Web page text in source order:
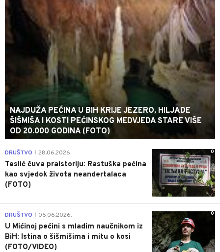
NAJDUŽA PEĆINA U BIH KRIJE JEZERO, HILJADE
ŠIŠMIŠA I KOSTI PEĆINSKOG MEDVJEDA STARE VIŠE
OD 20.000 GODINA (FOTO)
0
DRUŠTVO 28.06.2026.
Teslić čuva praistoriju: Rastuška pećina
kao svjedok života neandertalaca
(FOTO)
0
DRUŠTVO 06.06.2026.
U Mićinoj pećini s mladim naučnikom iz
BiH: Istina o šišmišima i mitu o kosi
(FOTO/VIDEO)